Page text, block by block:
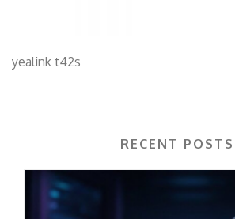
yealink t42s
RECENT POSTS